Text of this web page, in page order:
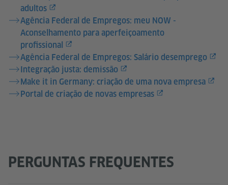
adultos
Agência Federal de Empregos: meu NOW -
Aconselhamento para aperfeiçoamento
profissional
Agência Federal de Empregos: Salário desemprego
Integração justa: demissão
Make it in Germany: criação de uma nova empresa
Portal de criação de novas empresas
PERGUNTAS FREQUENTES